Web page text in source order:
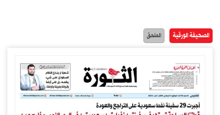
الصحيفة الورقية الملحق